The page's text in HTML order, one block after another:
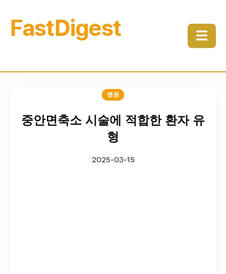
FastDigest ☰
병원
중안면축소 시술에 적합한 환자 유
형
2025-03-15